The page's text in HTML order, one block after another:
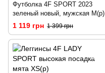
Футболка 4F SPORT 2023
зеленый новый, мужская M(р)
1 119 грн 1 399 грн